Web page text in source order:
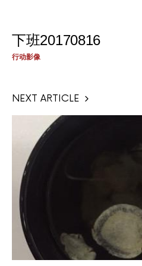
下班20170816
行动影像
NEXT ARTICLE